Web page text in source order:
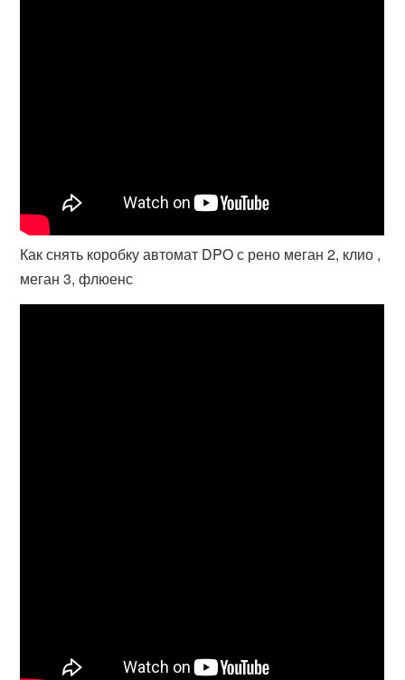
Как снять коробку автомат DPO с рено меган 2, клио ,
меган 3, флюенс